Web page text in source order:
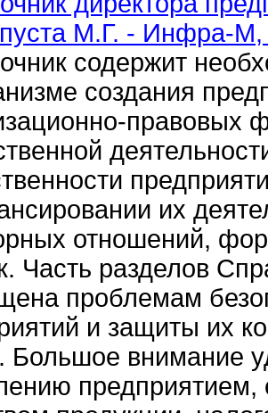
М.Г. - Инфра-М,
содержит
создания
правовых
их
отношений,
Часть разделов
проблемам
и защиты их
Большое внимание
предприятием,